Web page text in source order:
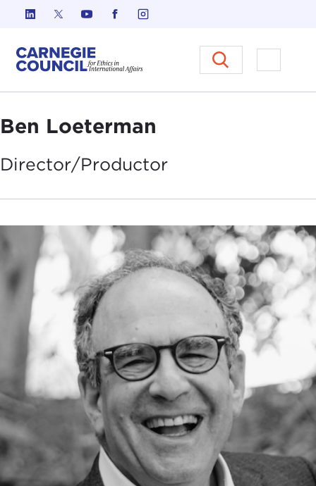
Ir al contenido
Carnegie Council sobre Ética
Abrir el
Ben Loeterman
Director/Productor